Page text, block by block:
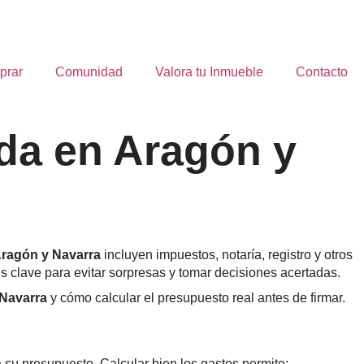
Comunidad Valora tu Inmueble Contacto
en Aragón y
y Navarra incluyen impuestos, notaría, registro y otros
para evitar sorpresas y tomar decisiones acertadas.
y cómo calcular el presupuesto real antes de firmar.